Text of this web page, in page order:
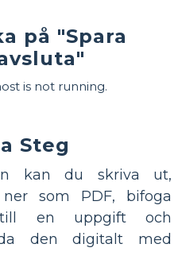
på "Spara
is not running.
Steg
kan du skriva ut,
ner som PDF, bifoga
en uppgift och
den digitalt med